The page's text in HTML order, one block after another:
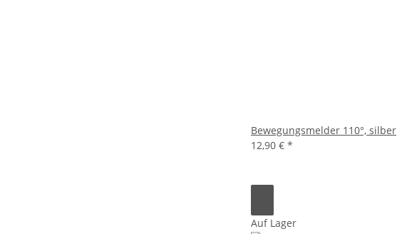
Bewegungsmelder 110°, silber
12,90 € *
Auf Lager